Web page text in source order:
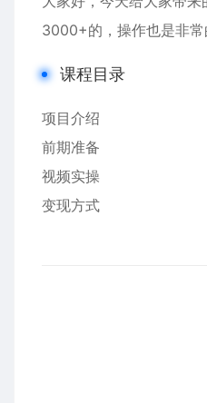
3000+的，操作也是非常
课程目录
项目介绍
前期准备
视频实操
变现方式